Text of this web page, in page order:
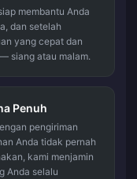
membantu Anda
dan setelah
yang cepat dan
siang atau malam.
Penuh
pengiriman
Anda tidak pernah
kami menjamin
Anda selalu